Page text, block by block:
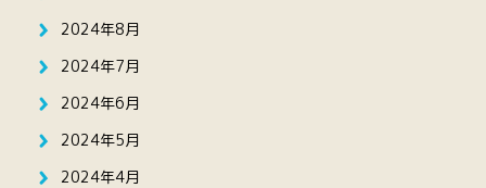
2024年8月
2024年7月
2024年6月
2024年5月
2024年4月